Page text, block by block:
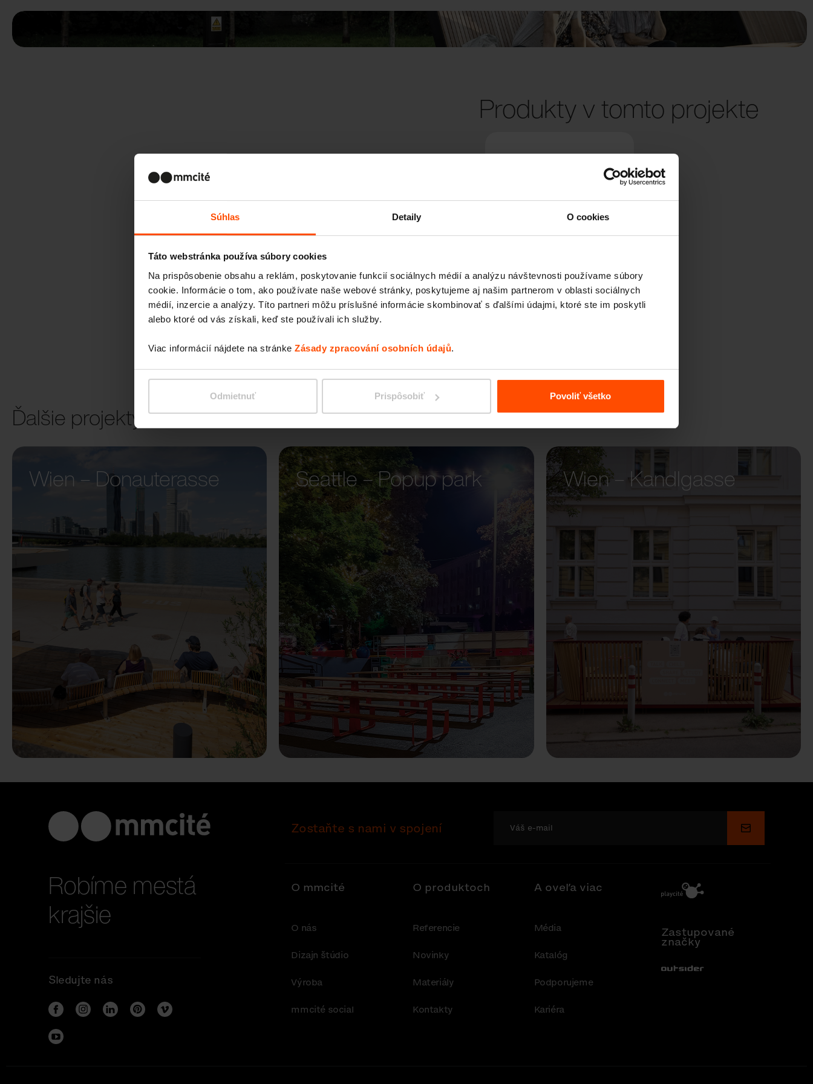
Súhlas Detaily O cookies
Táto webstránka používa súbory cookies
Na prispôsobenie obsahu a reklám, poskytovanie funkcií sociálnych médií a analýzu návštevnosti používame súbory
cookie. Informácie o tom, ako používate naše webové stránky, poskytujeme aj našim partnerom v oblasti sociálnych
médií, inzercie a analýzy. Títo partneri môžu príslušné informácie skombinovať s ďalšími údajmi, ktoré ste im poskytli
alebo ktoré od vás získali, keď ste používali ich služby.
Viac informácií nájdete na stránke Zásady zpracování osobních údajů.
Odmietnuť Prispôsobiť Povoliť všetko
Produkty v tomto projekte
LANDSCAPE
Ďalšie projekty
Wien – Donauterasse
Seattle – Popup park Wien – Kandlgasse
Robíme mestá
krajšie
Sledujte nás
Zostaňte s nami v spojení Odoslať
O mmcité
O nás
Dizajn štúdio
Výroba
mmcité social
O produktoch
Referencie
Novinky
Materiály
Kontakty
A oveľa viac
Média
Katalóg
Podporujeme
Kariéra
Zastupované
značky
Out-Sider